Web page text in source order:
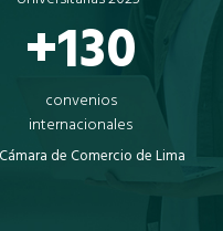
+130
convenios
internacionales
de Comercio de Lima